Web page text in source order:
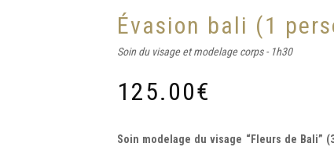
Évasion bali (1
Soin du visage et modelage corps - 1h30
125.00€
Soin modelage du visage “Fleurs de Bali”